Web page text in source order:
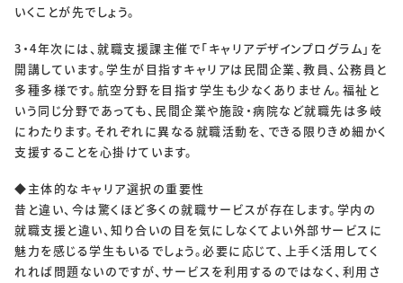
いくことが先でしょう。
3・4年次には、就職支援課主催で「キャリアデザインプログラム」を
開講しています。学生が目指すキャリアは民間企業、教員、公務員と
多種多様です。航空分野を目指す学生も少なくありません。福祉と
いう同じ分野であっても、民間企業や施設・病院など就職先は多岐
にわたります。それぞれに異なる就職活動を、できる限りきめ細かく
支援することを心掛けています。
◆主体的なキャリア選択の重要性
昔と違い、今は驚くほど多くの就職サービスが存在します。学内の
就職支援と違い、知り合いの目を気にしなくてよい外部サービスに
魅力を感じる学生もいるでしょう。必要に応じて、上手く活用してく
れれば問題ないのですが、サービスを利用するのではなく、利用さ